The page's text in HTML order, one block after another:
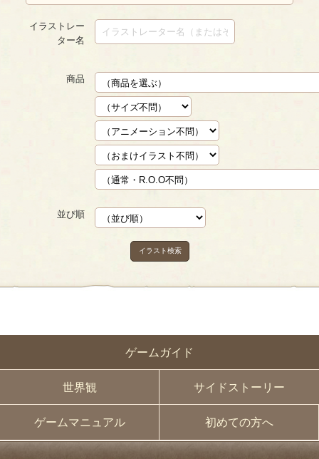
ゲームガイド
世界観 サイドストーリー
ゲームマニュアル 初めての方へ
イラストレー
ター名
商品
並び順
イラスト検索